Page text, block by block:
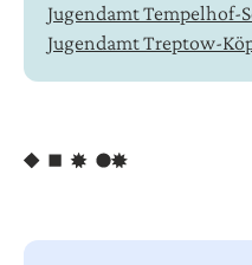
Jugendamt Tempelhof-
Jugendamt Treptow-